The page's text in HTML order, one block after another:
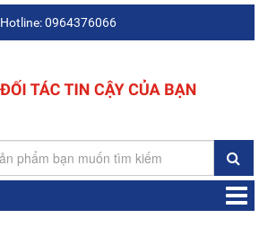
Hotline: 0964376066